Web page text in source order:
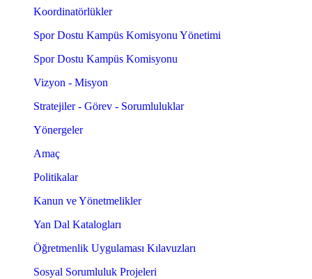
Koordinatörlükler
Spor Dostu Kampüs Komisyonu Yönetimi
Spor Dostu Kampüs Komisyonu
Vizyon - Misyon
Stratejiler - Görev - Sorumluluklar
Yönergeler
Amaç
Politikalar
Kanun ve Yönetmelikler
Yan Dal Katalogları
Öğretmenlik Uygulaması Kılavuzları
Sosyal Sorumluluk Projeleri